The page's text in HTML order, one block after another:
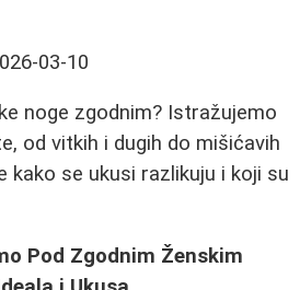
03-10
noge zgodnim? Istražujemo
od vitkih i dugih do mišićavih
kako se ukusi razlikuju i koji su
Pod Zgodnim Ženskim